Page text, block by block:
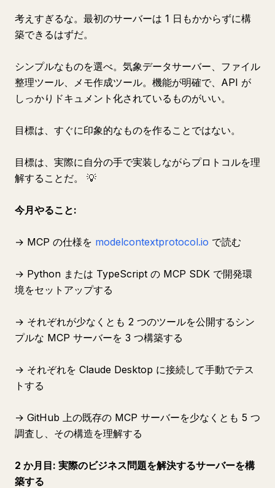
考えすぎるな。最初のサーバーは 1 日もかからずに構
築できるはずだ。
シンプルなものを選べ。気象データサーバー、ファイル
整理ツール、メモ作成ツール。機能が明確で、API が
しっかりドキュメント化されているものがいい。
目標は、すぐに印象的なものを作ることではない。
目標は、実際に自分の手で実装しながらプロトコルを理
解することだ。 💡
今月やること:
→ MCP の仕様を modelcontextprotocol.io で読む
→ Python または TypeScript の MCP SDK で開発環
境をセットアップする
→ それぞれが少なくとも 2 つのツールを公開するシン
プルな MCP サーバーを 3 つ構築する
→ それぞれを Claude Desktop に接続して手動でテス
トする
→ GitHub 上の既存の MCP サーバーを少なくとも 5 つ
調査し、その構造を理解する
2 か月目: 実際のビジネス問題を解決するサーバーを構
築する